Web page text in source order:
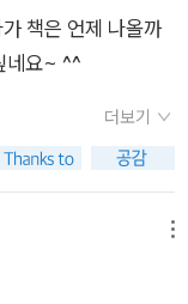
책은 언제 나올까
네요~ ^^
더보기